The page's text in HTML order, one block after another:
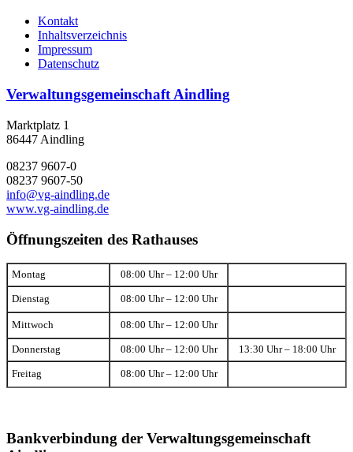
Kontakt
Inhaltsverzeichnis
Impressum
Datenschutz
Verwaltungsgemeinschaft Aindling
Marktplatz 1
86447 Aindling
08237 9607-0
08237 9607-50
info@vg-aindling.de
www.vg-aindling.de
Öffnungszeiten des Rathauses
Montag 08:00 Uhr – 12:00 Uhr
Dienstag 08:00 Uhr – 12:00 Uhr
Mittwoch 08:00 Uhr – 12:00 Uhr
Donnerstag 08:00 Uhr – 12:00 Uhr 13:30 Uhr – 18:00 Uhr
Freitag 08:00 Uhr – 12:00 Uhr
Bankverbindung der Verwaltungsgemeinschaft